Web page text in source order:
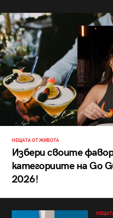
НЕЩАТА ОТ ЖИВОТА
Избери своите
категориите на Go
2026!